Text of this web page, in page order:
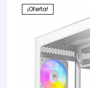
¡Oferta!